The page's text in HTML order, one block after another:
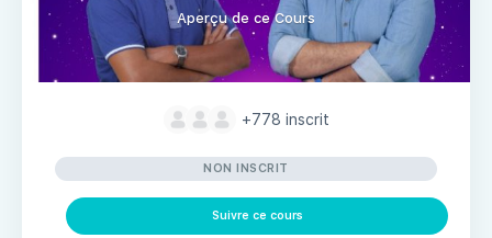
Aperçu de ce Cours
+778 inscrit
NON INSCRIT
Suivre ce cours